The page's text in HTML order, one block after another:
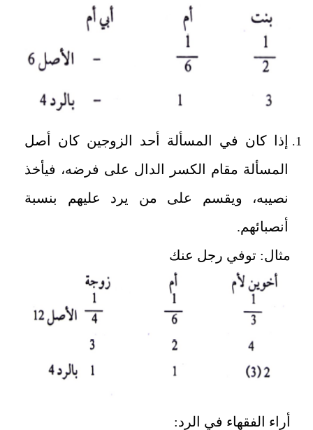
إذا كان في المسألة أحد الزوجين كان أصل
المسألة مقام الكسر الدال على فرضه، فيأخذ
نصيبه، ويقسم على من يرد عليهم بنسبة
أنصبائهم.
مثال: توفي رجل عنك
أراء الفقهاء في الرد: